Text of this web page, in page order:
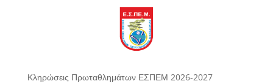
Κληρώσεις Πρωταθλημάτων ΕΣΠΕΜ 2026-2027